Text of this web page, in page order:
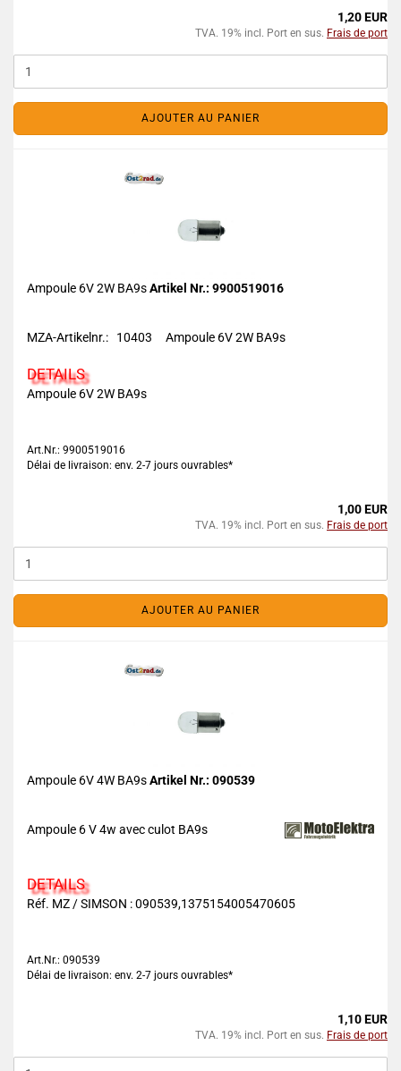
1,20 EUR
TVA. 19% incl. Port en sus. Frais de port
AJOUTER AU PANIER
Ampoule 6V 2W BA9sArtikel Nr.: 9900519016
MZA-Artikelnr.: 10403 Ampoule 6V 2W BA9s
DETAILS
Ampoule 6V 2W BA9s
Art.Nr.: 9900519016
Délai de livraison: env. 2-7 jours ouvrables*
1,00 EUR
TVA. 19% incl. Port en sus. Frais de port
AJOUTER AU PANIER
Ampoule 6V 4W BA9sArtikel Nr.: 090539
Ampoule 6 V 4w avec culot BA9s
DETAILS
Réf. MZ / SIMSON : 090539,1375154005470605
Art.Nr.: 090539
Délai de livraison: env. 2-7 jours ouvrables*
1,10 EUR
TVA. 19% incl. Port en sus. Frais de port